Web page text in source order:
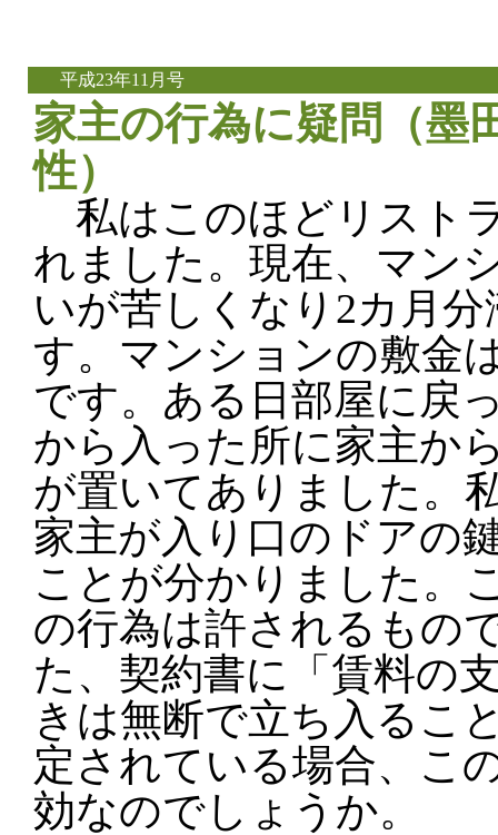
平成23年11月号
家主の行為に疑問（墨
性）
私はこのほどリスト
れました。現在、マン
いが苦しくなり2カ月
す。マンションの敷金
です。ある日部屋に戻
から入った所に家主か
が置いてありました。
家主が入り口のドアの
ことが分かりました。
の行為は許されるもの
た、契約書に「賃料の
きは無断で立ち入るこ
定されている場合、こ
効なのでしょうか。